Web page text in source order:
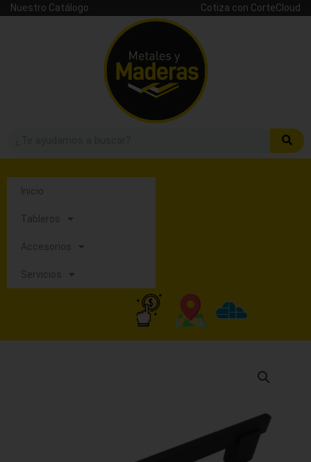
Nuestro Catálogo Cotiza con CorteCloud
Inicio
Tableros
Accesorios
Servicios